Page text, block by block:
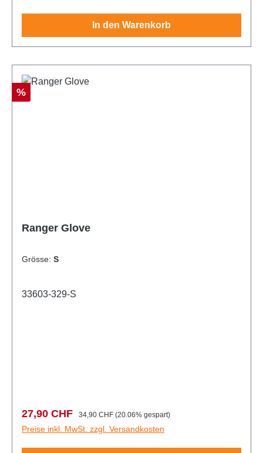
In den Warenkorb
Rabatt
%
Ranger Glove
Grösse: S
33603-329-S
Verkaufspreis:
27,90 CHF Regulärer Preis:
34,90 CHF (20.06% gespart)
Preise inkl. MwSt. zzgl. Versandkosten